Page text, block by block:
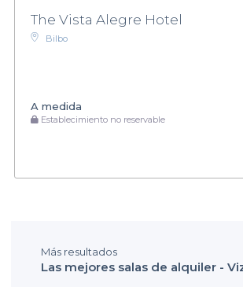
The Vista Alegre Hotel
Bilbo
A medida
Establecimiento no reservable
Más resultados
Las mejores salas de alquiler -